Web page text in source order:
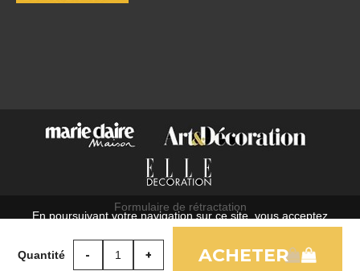
Quantité
Formulaire de rétractation
Mentions légales
En poursuivant votre navigation sur ce site, vous acceptez